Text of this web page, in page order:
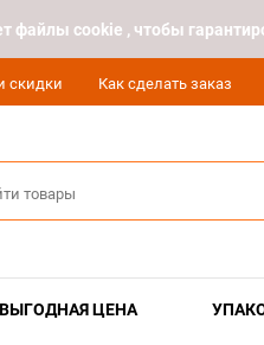
файлы cookie , чтобы
скидки Как сделать заказ
ВЫГОДНАЯ ЦЕНА